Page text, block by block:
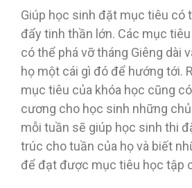
Giúp học sinh đặt mục tiêu có
đẩy tinh thần lớn. Các mục
có thể phá vỡ tháng Giêng dài
họ một cái gì đó để hướng tới.
mục tiêu của khóa học cũng
cương cho học sinh những
mỗi tuần sẽ giúp học sinh thi
trúc cho tuần của họ và biết
để đạt được mục tiêu học tập